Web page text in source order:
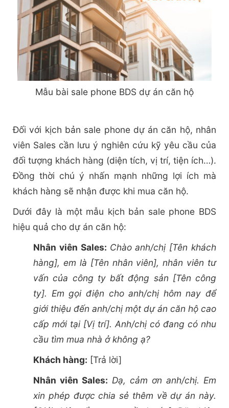
Mẫu bài sale phone BDS dự án căn hộ
Đối với kịch bản sale phone dự án căn hộ, nhân
viên Sales cần lưu ý nghiên cứu kỹ yêu cầu của
đối tượng khách hàng (diện tích, vị trí, tiện ích…).
Đồng thời chú ý nhấn mạnh những lợi ích mà
khách hàng sẽ nhận được khi mua căn hộ.
Dưới đây là một mẫu kịch bản sale phone BDS
hiệu quả cho dự án căn hộ:
Nhân viên Sales: Chào anh/chị [Tên khách
hàng], em là [Tên nhân viên], nhân viên tư
vấn của công ty bất động sản [Tên công
ty]. Em gọi điện cho anh/chị hôm nay để
giới thiệu đến anh/chị một dự án căn hộ cao
cấp mới tại [Vị trí]. Anh/chị có đang có nhu
cầu tìm mua nhà ở không ạ?
Khách hàng: [Trả lời]
Nhân viên Sales: Dạ, cảm ơn anh/chị. Em
xin phép được chia sẻ thêm về dự án này.